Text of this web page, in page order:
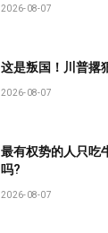
2026-08-07
这是叛国！川普撂
2026-08-07
最有权势的人只吃
吗?
2026-08-07